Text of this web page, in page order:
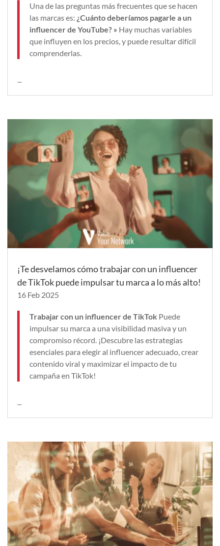
Una de las preguntas más frecuentes que se hacen
las marcas es: ¿Cuánto deberíamos pagarle a un
influencer de YouTube? » Hay muchas variables
que influyen en los precios, y puede resultar difícil
comprenderlas.
...
¡Te desvelamos cómo trabajar con un influencer
de TikTok puede impulsar tu marca a lo más alto!
16 Feb 2025
Trabajar con un influencer de TikTok Puede
impulsar su marca a una visibilidad masiva y un
compromiso récord. ¡Descubre las estrategias
esenciales para elegir al influencer adecuado, crear
contenido viral y maximizar el impacto de tu
campaña en TikTok!